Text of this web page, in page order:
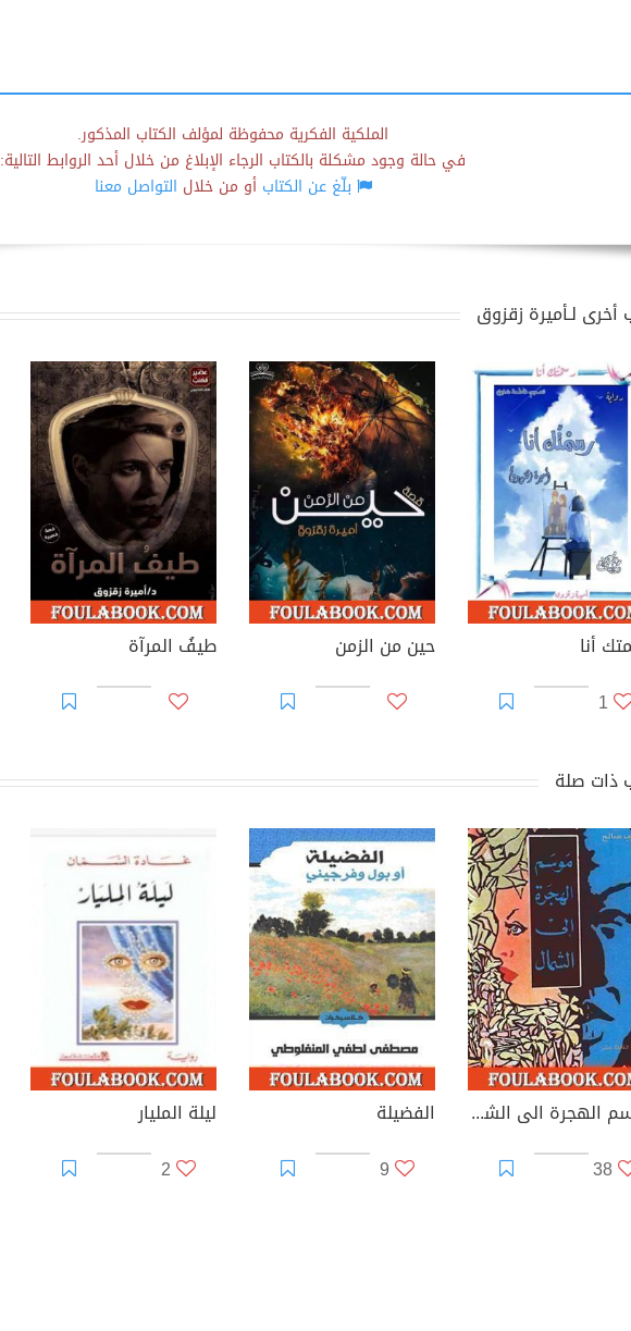
الملكية الفكرية محفوظة لمؤلف الكتاب المذكور.
في حالة وجود مشكلة بالكتاب الرجاء الإبلاغ من خلال أحد الروابط التالية:
بلّغ عن الكتابأو من خلال التواصل معنا
أخرى لـأميرة زقزوق
أنا
1
حين من الزمن طيفُ المرآة
ذات صلة
موسم الهجرة الى الشمال
38
الفضيلة
9
ليلة المليار
2